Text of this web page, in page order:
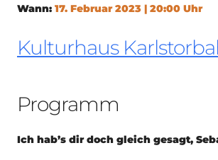
Wann: 17. Februar 2023 | 20:00 Uhr
Kulturhaus
Programm
Ich hab’s dir doch gleich gesagt,